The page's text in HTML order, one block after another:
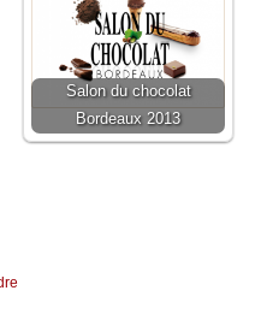
Salon du chocolat
Bordeaux 2013